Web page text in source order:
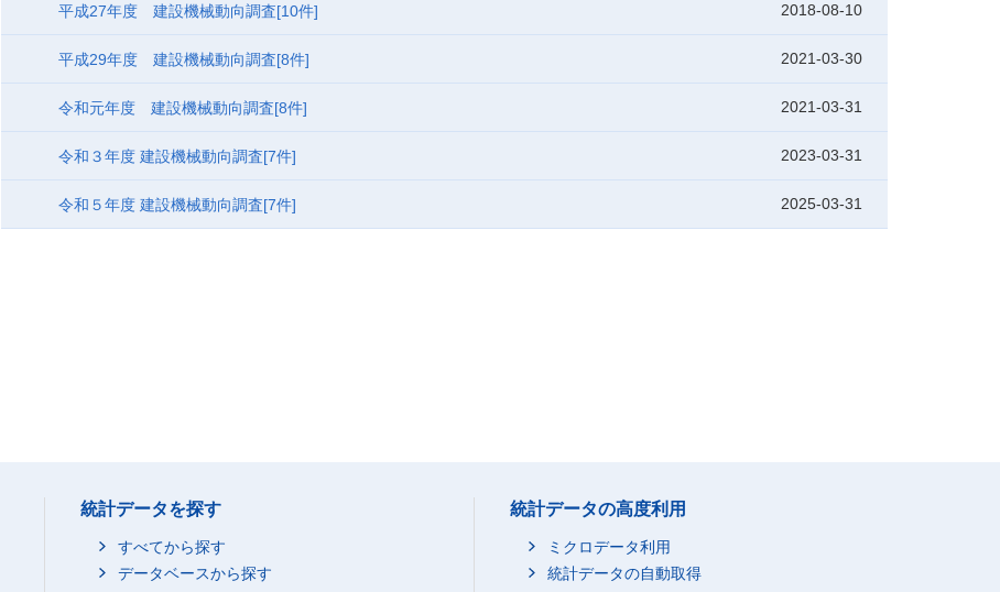
平成27年度 建設機械動向調査[10件] 2018-08-10
平成29年度 建設機械動向調査[8件] 2021-03-30
令和元年度 建設機械動向調査[8件] 2021-03-31
令和３年度 建設機械動向調査[7件] 2023-03-31
令和５年度 建設機械動向調査[7件] 2025-03-31
統計データを探す
すべてから探す
データベースから探す
統計データの高度利用
ミクロデータ利用
統計データの自動取得